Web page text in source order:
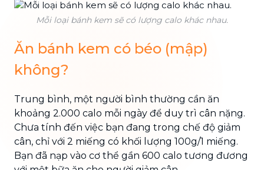
Mỗi loại bánh kem sẽ có lượng calo khác nhau.
Ăn bánh kem có béo (mập)
không?
Trung bình, một người bình thường cần ăn
khoảng 2.000 calo mỗi ngày để duy trì cân nặng.
Chưa tính đến việc bạn đang trong chế độ giảm
cân, chỉ với 2 miếng có khối lượng 100g/1 miếng.
Bạn đã nạp vào cơ thể gần 600 calo tương đương